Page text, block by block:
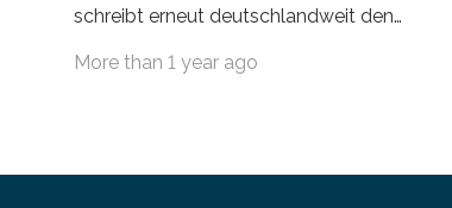
schreibt erneut deutschlandweit den
soll eine herausragende Doktorarbeit
More than 1 year ago